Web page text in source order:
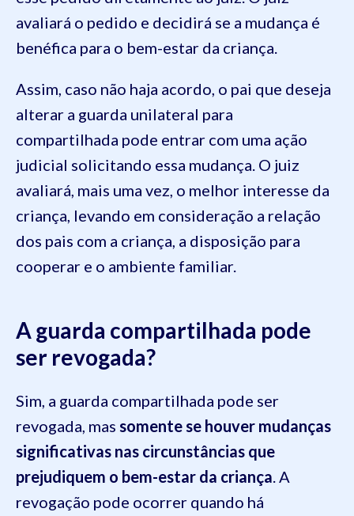
avaliará o pedido e decidirá se a mudança é
benéfica para o bem-estar da criança.
Assim, caso não haja acordo, o pai que deseja
alterar a guarda unilateral para
compartilhada pode entrar com uma ação
judicial solicitando essa mudança. O juiz
avaliará, mais uma vez, o melhor interesse da
criança, levando em consideração a relação
dos pais com a criança, a disposição para
cooperar e o ambiente familiar.
A guarda compartilhada pode
ser revogada?
Sim, a guarda compartilhada pode ser
revogada, mas somente se houver mudanças
significativas nas circunstâncias que
prejudiquem o bem-estar da criança . A
revogação pode ocorrer quando há